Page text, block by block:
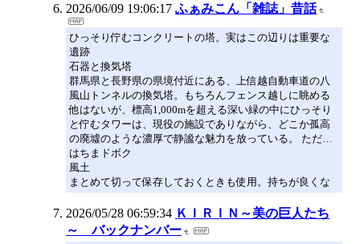
2026/06/09 19:06:17 ふぁみこん「雑誌」昔話
ひっそり佇むコンクリートの塔。実はこの辺りは重要な
遺跡
石器と換気塔
群馬県と長野県の県境付近にある、上信越自動車道の八
風山トンネルの換気塔。もちろんフェンス越しに眺める
他はないが、標高1,000mを超える深い緑の中にひっそり
と佇むタワーは、現役の施設でありながら、どこか孤高
の廃墟のような濃厚で静謐な魅力を放っている。 ただ…
はちまドボク
風土
まとめて切って保存しておくときも使用。持ちが良くな
2026/05/28 06:59:34 ＫＩＲＩＮ～美の巨人たち
～ バックナンバー